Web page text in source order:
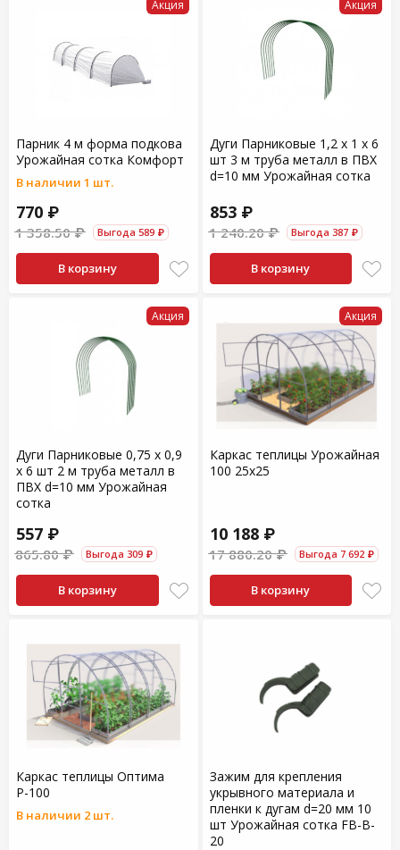
Акция
Парник 4 м форма подкова
Урожайная сотка Комфорт
В наличии 1 шт.
770 ₽
1 358.50 ₽ Выгода 589 ₽
В корзину
Акция
Дуги Парниковые 1,2 х 1 х 6
шт 3 м труба металл в ПВХ
d=10 мм Урожайная сотка
853 ₽
1 240.20 ₽ Выгода 387 ₽
В корзину
Акция
Дуги Парниковые 0,75 х 0,9
х 6 шт 2 м труба металл в
ПВХ d=10 мм Урожайная
сотка
557 ₽
865.80 ₽ Выгода 309 ₽
В корзину
Акция
Каркас теплицы Урожайная
100 25х25
10 188 ₽
17 880.20 ₽ Выгода 7 692 ₽
В корзину
Каркас теплицы Оптима
Р-100
В наличии 2 шт.
Зажим для крепления
укрывного материала и
пленки к дугам d=20 мм 10
шт Урожайная сотка FB-B-
20